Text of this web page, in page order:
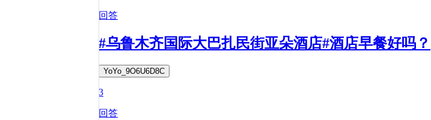
回答
#乌鲁木齐国际大巴扎民街亚朵酒店#酒店早餐好吗？
YoYo_9O6U6D8C
3
回答